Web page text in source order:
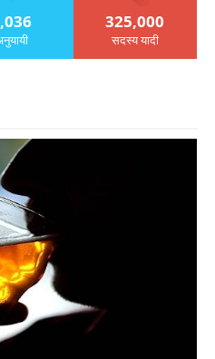
325,000
सदस्य यादी